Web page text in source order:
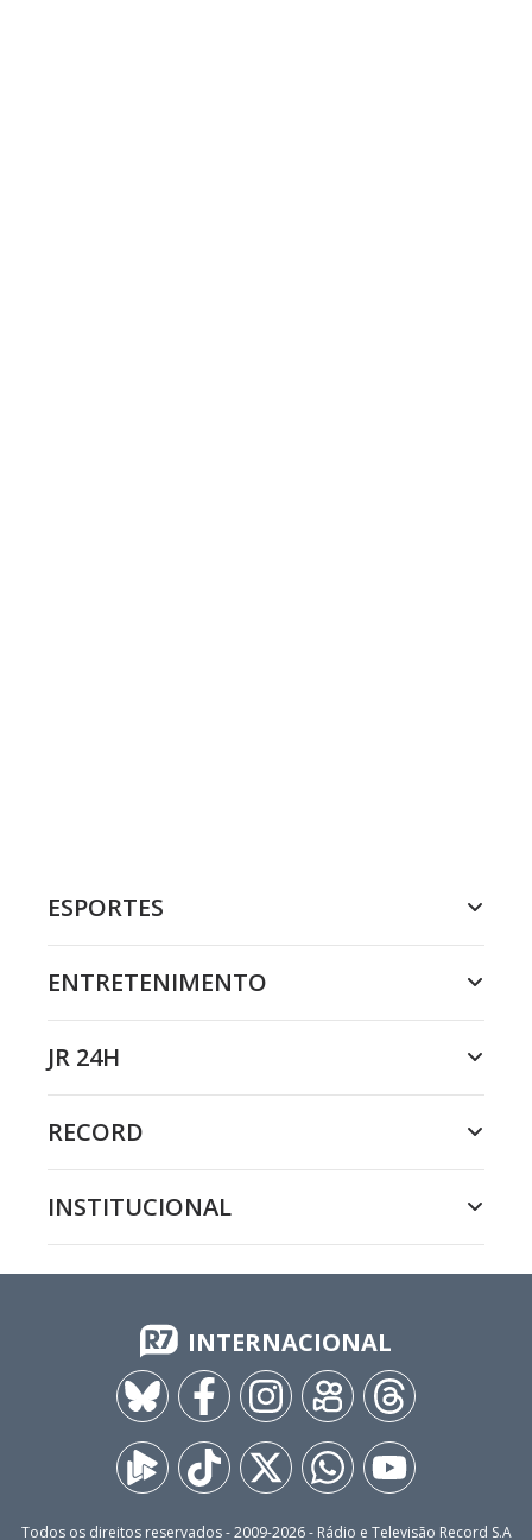
ESPORTES
ENTRETENIMENTO
JR 24H
RECORD
INSTITUCIONAL
INTERNACIONAL
Todos os direitos reservados - 2009-2026- Rádio e Televisão Record S.A